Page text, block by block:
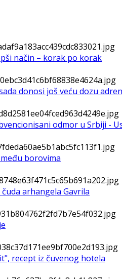
način – korak po korak
donosi još veću dozu
odmor u Srbiji -
borovima
arhangela Gavrila
recept iz čuvenog hotela